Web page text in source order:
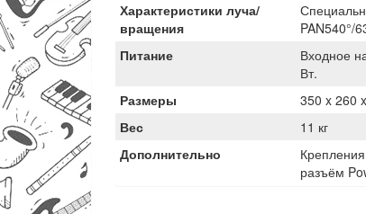
Характеристики луча/
вращения
PAN540°/
Питание
Входное
Вт.
Размеры
350 x 260
Вес
11 кг
Дополнительно
разъём